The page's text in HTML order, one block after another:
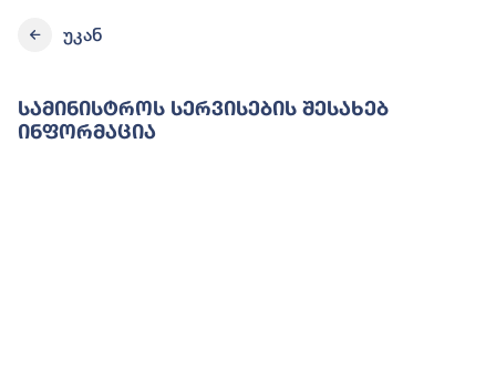
უკან
Სამინისტროს Სერვისების Შესახებ
Ინფორმაცია